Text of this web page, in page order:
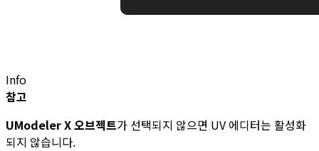
Info
참고
UModeler X 오브젝트가 선택되지 않으면 UV 에디터는 활성화
되지 않습니다.